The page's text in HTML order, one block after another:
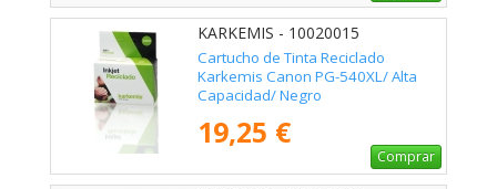
KARKEMIS - 10020015
Cartucho de Tinta Reciclado
Karkemis Canon PG-540XL/ Alta
Capacidad/ Negro
19,25 €
Comprar